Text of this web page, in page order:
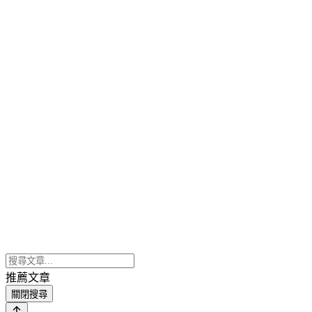
推薦文章
關閉搜尋